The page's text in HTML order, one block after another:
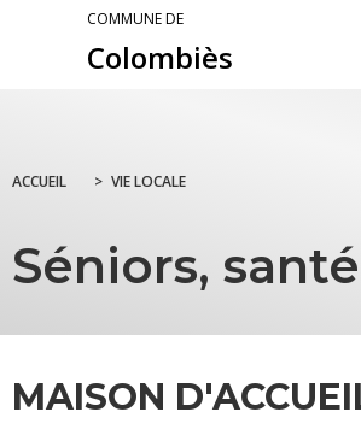
COMMUNE DE
Colombiès
ACCUEIL > VIE LOCALE
Séniors,
MAISON